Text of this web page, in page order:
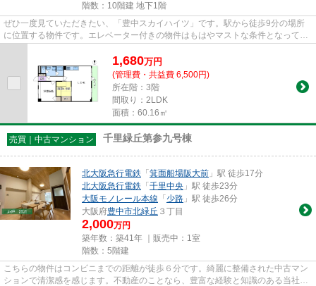
階数：10階建 地下1階
ぜひ一度見ていただきたい、「豊中スカイハイツ」です。駅から徒歩9分の場所
に位置する物件です。エレベーター付きの物件はもはやマストな条件となってい
1,680万円
(管理費・共益費 6,500円)
所在階：3階
間取り：2LDK
面積：60.16㎡
売買｜中古マンション 千里緑丘第参九号棟
北大阪急行電鉄 「 箕面船場阪大前 」駅 徒歩17分
北大阪急行電鉄 「 千里中央 」駅 徒歩23分
大阪モノレール本線 「 少路 」駅 徒歩26分
大阪府豊中市北緑丘 ３丁目
2,000万円
築年数：築41年 ｜販売中： 1室
階数：5階建
こちらの物件はコンビニまでの距離が徒歩６分です。綺麗に整備された中古マン
ションで清潔感を感じます。不動産のことなら、豊富な経験と知識のある当社に